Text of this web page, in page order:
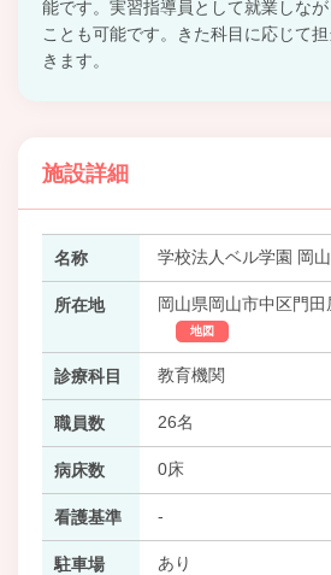
能です。実習指導員として就業しな
ことも可能です。きた科目に応じて
きます。
施設詳細
名称 学校法人ベル学園 岡
所在地 岡山県岡山市中区門
地図
診療科目 教育機関
職員数 26名
病床数 0床
看護基準 -
駐車場 あり